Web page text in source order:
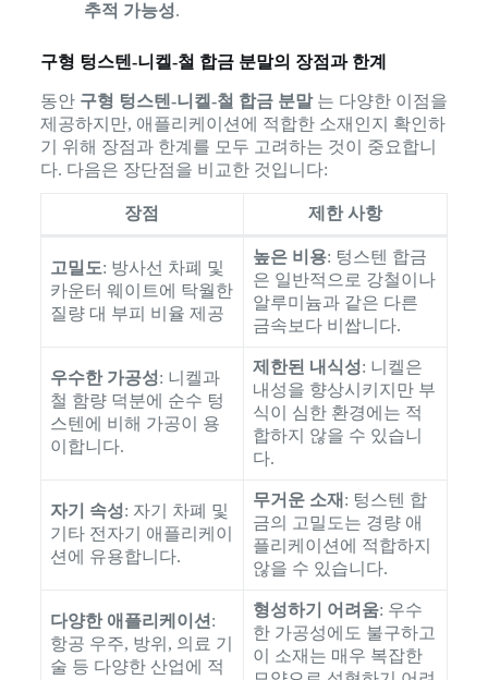
추적 가능성.
구형 텅스텐-니켈-철 합금 분말의 장점과 한계
동안 구형 텅스텐-니켈-철 합금 분말는 다양한 이점을
제공하지만, 애플리케이션에 적합한 소재인지 확인하
기 위해 장점과 한계를 모두 고려하는 것이 중요합니
다. 다음은 장단점을 비교한 것입니다:
장점 제한 사항
고밀도: 방사선 차폐 및
카운터 웨이트에 탁월한
질량 대 부피 비율 제공
높은 비용: 텅스텐 합금
은 일반적으로 강철이나
알루미늄과 같은 다른
금속보다 비쌉니다.
우수한 가공성: 니켈과
철 함량 덕분에 순수 텅
스텐에 비해 가공이 용
이합니다.
제한된 내식성: 니켈은
내성을 향상시키지만 부
식이 심한 환경에는 적
합하지 않을 수 있습니
다.
자기 속성: 자기 차폐 및
기타 전자기 애플리케이
션에 유용합니다.
무거운 소재 : 텅스텐 합
금의 고밀도는 경량 애
플리케이션에 적합하지
않을 수 있습니다.
다양한 애플리케이션 :
항공 우주, 방위, 의료 기
술 등 다양한 산업에 적
형성하기 어려움: 우수
한 가공성에도 불구하고
이 소재는 매우 복잡한